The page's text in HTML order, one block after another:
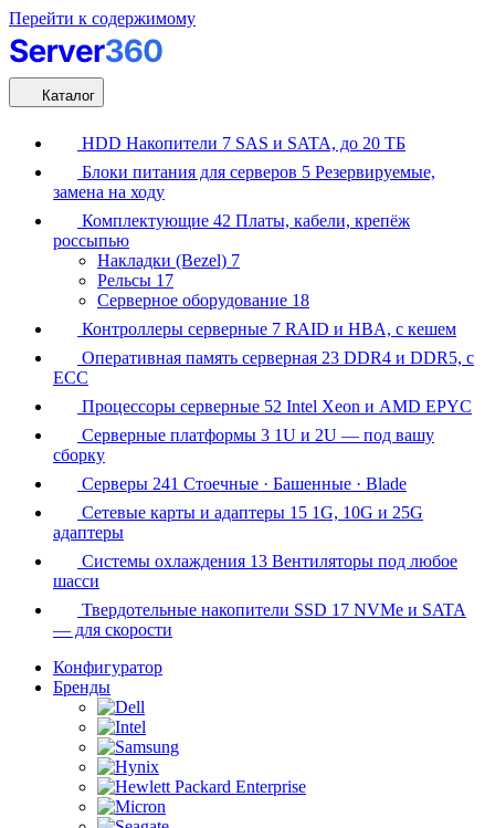
Перейти к содержимому
Каталог
HDD Накопители 7 SAS и SATA, до 20 ТБ
Блоки питания для серверов 5 Резервируемые,
замена на ходу
Комплектующие 42 Платы, кабели, крепёж
россыпью
Накладки (Bezel) 7
Рельсы 17
Серверное оборудование 18
Контроллеры серверные 7 RAID и HBA, с кешем
Оперативная память серверная 23 DDR4 и DDR5, с
ECC
Процессоры серверные 52 Intel Xeon и AMD EPYC
Серверные платформы 3 1U и 2U — под вашу
сборку
Серверы 241 Стоечные · Башенные · Blade
Сетевые карты и адаптеры 15 1G, 10G и 25G
адаптеры
Системы охлаждения 13 Вентиляторы под любое
шасси
Твердотельные накопители SSD 17 NVMe и SATA
— для скорости
Конфигуратор
Бренды